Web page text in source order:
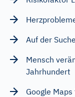
Auf der
Mensch
Jahrhundert
Google